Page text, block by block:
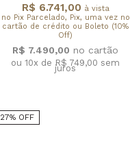
R$ 6.741,00 à vista
no Pix Parcelado, Pix, uma vez no
cartão de crédito ou Boleto (10%
Off)
R$ 7.490,00
ou 10x de R$ 749,00 sem
juros
27% OFF